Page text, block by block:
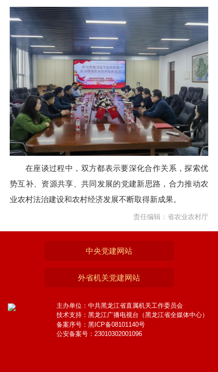
在座谈过程中，双方都表示要深化合作关系，探索优
势互补、资源共享、共同发展的党建新思路，合力推动农
业农村法治建设和农村经济发展不断取得新成果。
责任编辑：省农业农村厅
中央党建网站
外省机关党建网站
主办单位：中共黑龙江省直属机关工作委员会
技术支持：黑龙江广播电视台（黑龙江省全媒体中心）
备案序号：黑ICP备08101140号
公安备案号：23010302001096